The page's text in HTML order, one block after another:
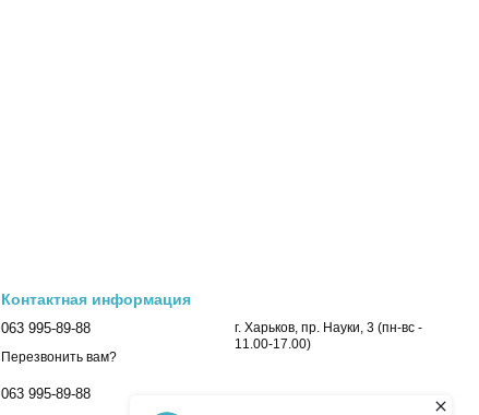
Контактная информация
063 995-89-88
Перезвонить вам?
063 995-89-88
г. Харьков, пр. Науки, 3 (пн-вс -
11.00-17.00)